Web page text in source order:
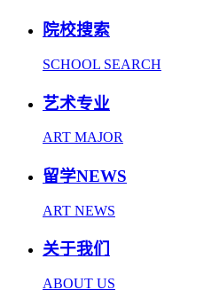
院校搜索
SCHOOL SEARCH
艺术专业
ART MAJOR
留学NEWS
ART NEWS
关于我们
ABOUT US